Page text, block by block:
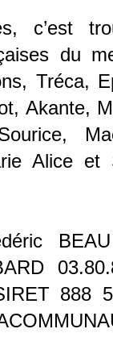
c’est
du
Tréca,
Akante,
Alice et
888